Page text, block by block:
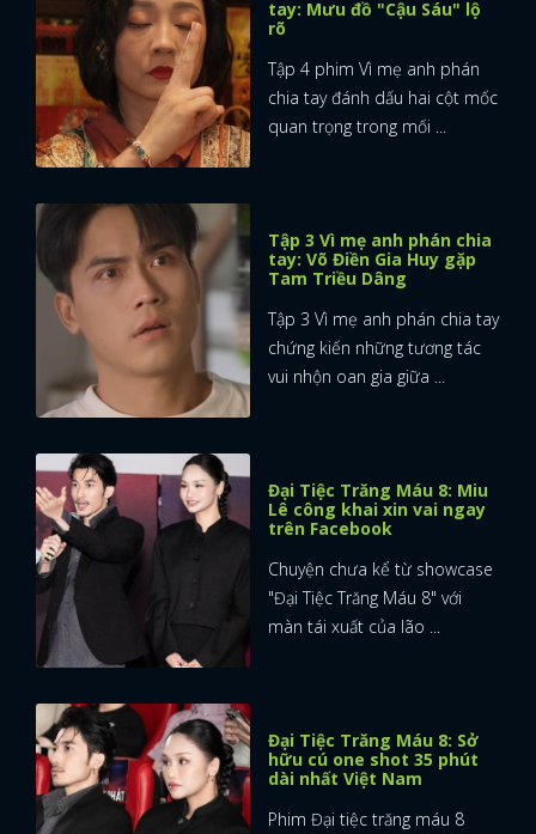
FACEBOOK
tay: Mưu đồ "Cậu Sáu" lộ
rõ
Tập 4 phim Vì mẹ anh phán
chia tay đánh dấu hai cột mốc
quan trọng trong mối ...
Tập 3 Vì mẹ anh phán chia
tay: Võ Điền Gia Huy gặp
Tam Triều Dâng
Tập 3 Vì mẹ anh phán chia tay
chứng kiến những tương tác
vui nhộn oan gia giữa ...
Đại Tiệc Trăng Máu 8: Miu
Lê công khai xin vai ngay
trên Facebook
Chuyện chưa kể từ showcase
"Đại Tiệc Trăng Máu 8" với
màn tái xuất của lão ...
Đại Tiệc Trăng Máu 8: Sở
hữu cú one shot 35 phút
dài nhất Việt Nam
Phim Đại tiệc trăng máu 8